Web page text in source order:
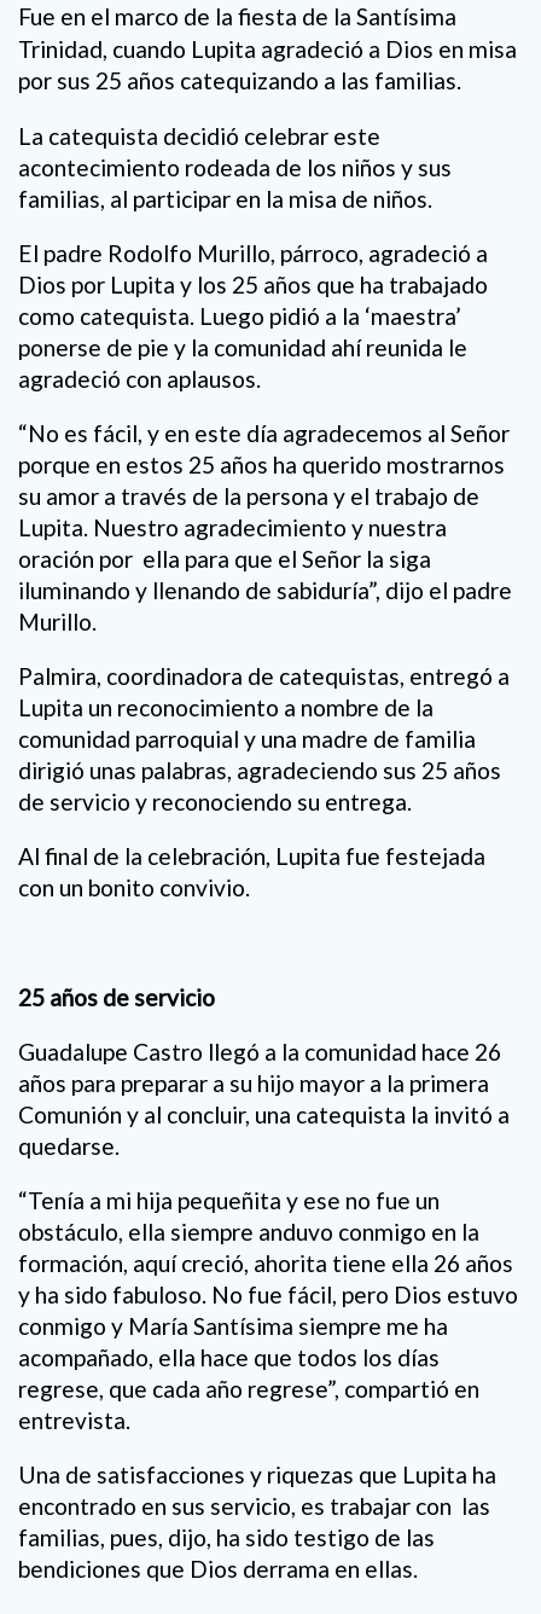
Fue en el marco de la fiesta de la Santísima
Trinidad, cuando Lupita agradeció a Dios en misa
por sus 25 años catequizando a las familias.
La catequista decidió celebrar este
acontecimiento rodeada de los niños y sus
familias, al participar en la misa de niños.
El padre Rodolfo Murillo, párroco, agradeció a
Dios por Lupita y los 25 años que ha trabajado
como catequista. Luego pidió a la ‘maestra’
ponerse de pie y la comunidad ahí reunida le
agradeció con aplausos.
“No es fácil, y en este día agradecemos al Señor
porque en estos 25 años ha querido mostrarnos
su amor a través de la persona y el trabajo de
Lupita. Nuestro agradecimiento y nuestra
oración por ella para que el Señor la siga
iluminando y llenando de sabiduría”, dijo el padre
Murillo.
Palmira, coordinadora de catequistas, entregó a
Lupita un reconocimiento a nombre de la
comunidad parroquial y una madre de familia
dirigió unas palabras, agradeciendo sus 25 años
de servicio y reconociendo su entrega.
Al final de la celebración, Lupita fue festejada
con un bonito convivio.
25 años de servicio
Guadalupe Castro llegó a la comunidad hace 26
años para preparar a su hijo mayor a la primera
Comunión y al concluir, una catequista la invitó a
quedarse.
“Tenía a mi hija pequeñita y ese no fue un
obstáculo, ella siempre anduvo conmigo en la
formación, aquí creció, ahorita tiene ella 26 años
y ha sido fabuloso. No fue fácil, pero Dios estuvo
conmigo y María Santísima siempre me ha
acompañado, ella hace que todos los días
regrese, que cada año regrese”, compartió en
entrevista.
Una de satisfacciones y riquezas que Lupita ha
encontrado en sus servicio, es trabajar con las
familias, pues, dijo, ha sido testigo de las
bendiciones que Dios derrama en ellas.